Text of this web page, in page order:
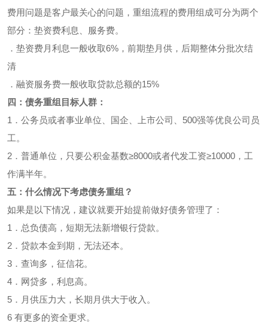
费用问题是客户最关心的问题，重组流程的费用组成可分为两个
部分：垫资费利息、服务费。
．垫资费月利息一般收取6%，前期垫月供，后期整体分批次结
清
．融资服务费一般收取贷款总额的15%
四：债务重组目标人群：
1．公务员或者事业单位、国企、上市公司、500强等优良公司员
工。
2．普通单位，只要公积金基数≥8000或者代发工资≥10000，工
作满半年。
五：什么情况下考虑债务重组？
如果是以下情况，建议就要开始提前做好债务管理了：
1．总负债高，短期无法新增银行贷款。
2．贷款本金到期，无法还本。
3．查询多，征信花。
4．网贷多，利息高。
5．月供压力大，长期月供大于收入。
6 有更多的资全更求。